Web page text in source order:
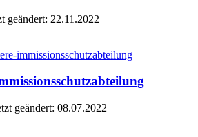
geändert: 22.11.2022
geändert: 08.07.2022